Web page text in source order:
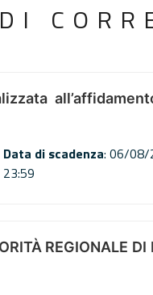
Data di scadenza: 06/08/
23:59
REGIONALE